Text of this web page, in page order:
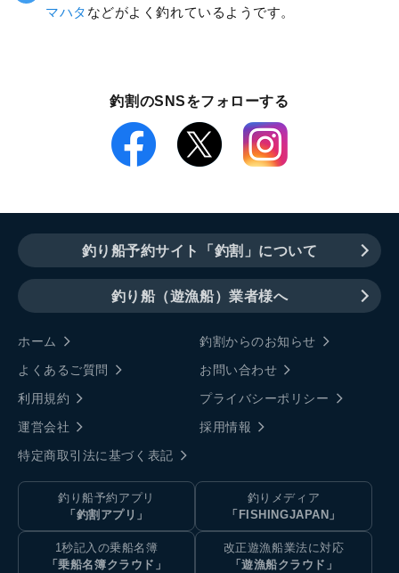
マハタ などがよく釣れているようです。
釣割のSNSをフォローする
釣り船予約サイト「釣割」について
釣り船（遊漁船）業者様へ
ホーム
釣割からのお知らせ
よくあるご質問
お問い合わせ
利用規約
プライバシーポリシー
運営会社
採用情報
特定商取引法に基づく表記
釣り船予約アプリ
「釣割アプリ」
釣りメディア
「FISHINGJAPAN」
1秒記入の乗船名簿
「乗船名簿クラウド」
改正遊漁船業法に対応
「遊漁船クラウド」